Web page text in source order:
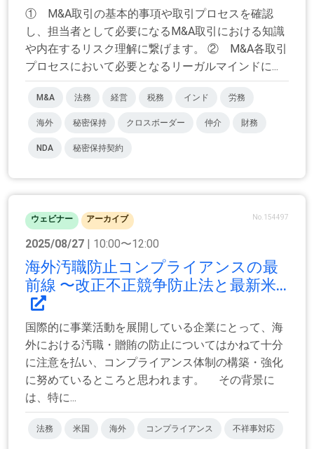
① M&A取引の基本的事項や取引プロセスを確認
し、担当者として必要になるM&A取引における知識
や内在するリスク理解に繋げます。 ② M&A各取引
プロセスにおいて必要となるリーガルマインドに...
M&A 法務 経営 税務 インド 労務
海外 秘密保持 クロスボーダー 仲介 財務
NDA 秘密保持契約
ウェビナー アーカイブ No.154497
2025/08/27 | 10:00〜12:00
海外汚職防止コンプライアンスの最
前線 〜改正不正競争防止法と最新米...
国際的に事業活動を展開している企業にとって、海
外における汚職・贈賄の防止についてはかねて十分
に注意を払い、コンプライアンス体制の構築・強化
に努めているところと思われます。 その背景に
は、特に...
法務 米国 海外 コンプライアンス 不祥事対応